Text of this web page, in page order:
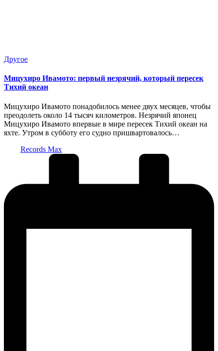
Опубликовано
Другое
Мицухиро Ивамото: первый незрячий, который пересек
Тихий океан
Мицухиро Ивамото понадобилось менее двух месяцев, чтобы
преодолеть около 14 тысяч километров. Незрячий японец
Мицухиро Ивамото впервые в мире пересек Тихий океан на
яхте. Утром в субботу его судно пришвартовалось…
Records Max